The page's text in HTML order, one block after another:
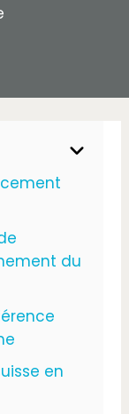
du
en